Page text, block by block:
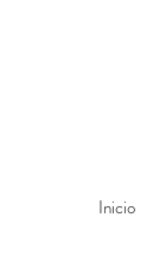
Inicio